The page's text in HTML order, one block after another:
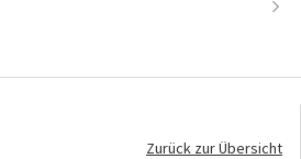
Zurück zur Übersicht